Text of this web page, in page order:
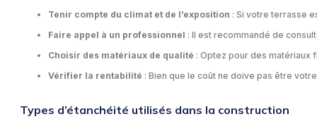
Tenir compte du climat et de l’exposition : Si votre terrasse
Faire appel à un professionnel : Il est recommandé de
Choisir des matériaux de qualité : Optez pour des
Vérifier la rentabilité : Bien que le coût ne doive pas être
Types d’étanchéité utilisés dans la construction